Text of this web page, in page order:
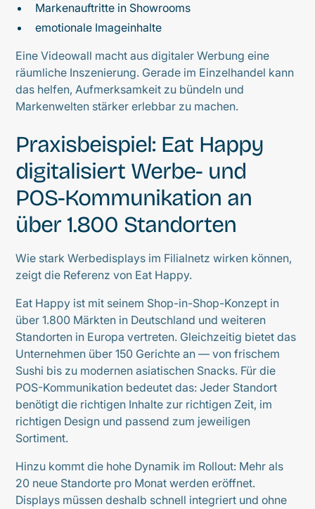
Markenauftritte in Showrooms
emotionale Imageinhalte
Eine Videowall macht aus digitaler Werbung eine
räumliche Inszenierung. Gerade im Einzelhandel kann
das helfen, Aufmerksamkeit zu bündeln und
Markenwelten stärker erlebbar zu machen.
Praxisbeispiel: Eat Happy
digitalisiert Werbe- und
POS-Kommunikation an
über 1.800 Standorten
Wie stark Werbedisplays im Filialnetz wirken können,
zeigt die Referenz von Eat Happy.
Eat Happy ist mit seinem Shop-in-Shop-Konzept in
über 1.800 Märkten in Deutschland und weiteren
Standorten in Europa vertreten. Gleichzeitig bietet das
Unternehmen über 150 Gerichte an — von frischem
Sushi bis zu modernen asiatischen Snacks. Für die
POS-Kommunikation bedeutet das: Jeder Standort
benötigt die richtigen Inhalte zur richtigen Zeit, im
richtigen Design und passend zum jeweiligen
Sortiment.
Hinzu kommt die hohe Dynamik im Rollout: Mehr als
20 neue Standorte pro Monat werden eröffnet.
Displays müssen deshalb schnell integriert und ohne